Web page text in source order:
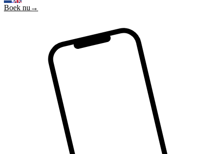
Boek nu→